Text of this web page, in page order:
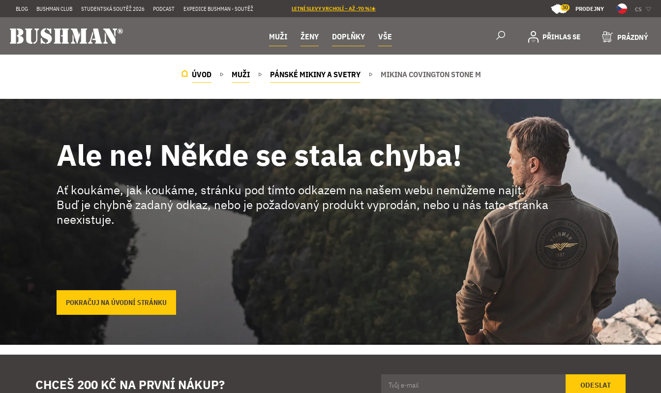
BLOG BUSHMAN CLUB STUDENTSKÁ SOUTĚŽ 2026 PODCAST EXPEDICE BUSHMAN - SOUTĚŽ LETNÍ SLEVY VRCHOLÍ – AŽ -70 %!☀️ 30 PRODEJNY CS
MUŽI ŽENY DOPLŇKY VŠE PŘIHLAS SE PRÁZDNÝ
ÚVOD MUŽI PÁNSKÉ MIKINY A SVETRY MIKINA COVINGTON STONE M
Ale ne! Někde se stala chyba!
Ať koukáme, jak koukáme, stránku pod tímto odkazem na našem webu nemůžeme najít.
Buď je chybně zadaný odkaz, nebo je požadovaný produkt vyprodán, nebo u nás tato stránka
neexistuje.
POKRAČUJ NA ÚVODNÍ STRÁNKU
CHCEŠ 200 KČ NA PRVNÍ NÁKUP? ODESLAT